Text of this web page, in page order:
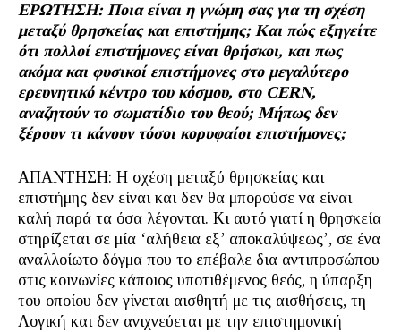
ΕΡΩΤΗΣΗ: Ποια είναι η γνώμη σας για τη σχέση
μεταξύ θρησκείας και επιστήμης; Και πώς εξηγείτε
ότι πολλοί επιστήμονες είναι θρήσκοι, και πως
ακόμα και φυσικοί επιστήμονες στο μεγαλύτερο
ερευνητικό κέντρο του κόσμου, στο CERN,
αναζητούν το σωματίδιο του θεού; Μήπως δεν
ξέρουν τι κάνουν τόσοι κορυφαίοι επιστήμονες;
ΑΠΑΝΤΗΣΗ: Η σχέση μεταξύ θρησκείας και
επιστήμης δεν είναι και δεν θα μπορούσε να είναι
καλή παρά τα όσα λέγονται. Κι αυτό γιατί η θρησκεία
στηρίζεται σε μία ‘αλήθεια εξ’ αποκαλύψεως’, σε ένα
αναλλοίωτο δόγμα που το επέβαλε δια αντιπροσώπου
στις κοινωνίες κάποιος υποτιθέμενος θεός, η ύπαρξη
του οποίου δεν γίνεται αισθητή με τις αισθήσεις, τη
Λογική και δεν ανιχνεύεται με την επιστημονική